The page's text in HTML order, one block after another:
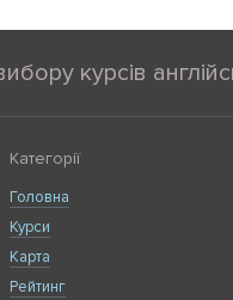
курсів
Категорії
Головна
Курси
Карта
Рейтинг